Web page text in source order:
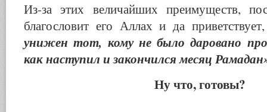
Из-за этих величайших преимуществ,
благословит его Аллах и да
унижен тот, кому не было даровано
как наступил и закончился месяц
Ну что, готовы?